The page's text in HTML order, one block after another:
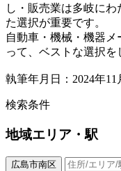
し・販売業は多岐に
た選択が重要です。
自動車・機械・機器
って、ベストな選択を
執筆年月日：2024年11
検索条件
地域エリア・駅
広島市南区